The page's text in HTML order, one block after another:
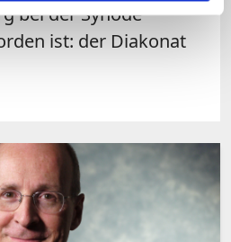
bei der Synode
ist: der Diakonat